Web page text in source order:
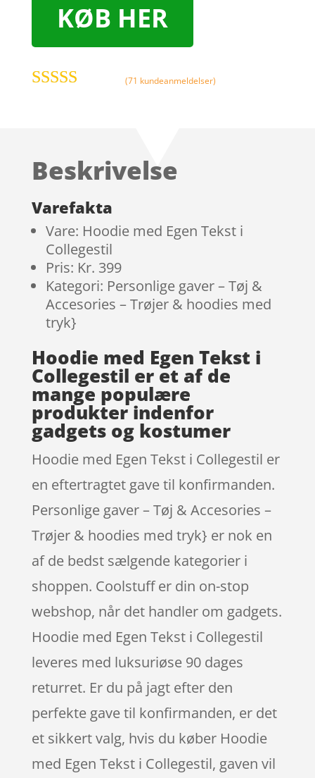
KØB HER
kundebedø
(71 kundeanmeldelser)
Beskrivelse
Varefakta
Vare: Hoodie med Egen Tekst i
Collegestil
Pris: Kr. 399
Kategori: Personlige gaver – Tøj &
Accesories – Trøjer & hoodies med
tryk}
Hoodie med Egen Tekst i
Collegestil er et af de
mange populære
produkter indenfor
gadgets og kostumer
Hoodie med Egen Tekst i Collegestil er
en eftertragtet gave til konfirmanden.
Personlige gaver – Tøj & Accesories –
Trøjer & hoodies med tryk} er nok en
af de bedst sælgende kategorier i
shoppen. Coolstuff er din on-stop
webshop, når det handler om gadgets.
Hoodie med Egen Tekst i Collegestil
leveres med luksuriøse 90 dages
returret. Er du på jagt efter den
perfekte gave til konfirmanden, er det
et sikkert valg, hvis du køber Hoodie
med Egen Tekst i Collegestil, gaven vil